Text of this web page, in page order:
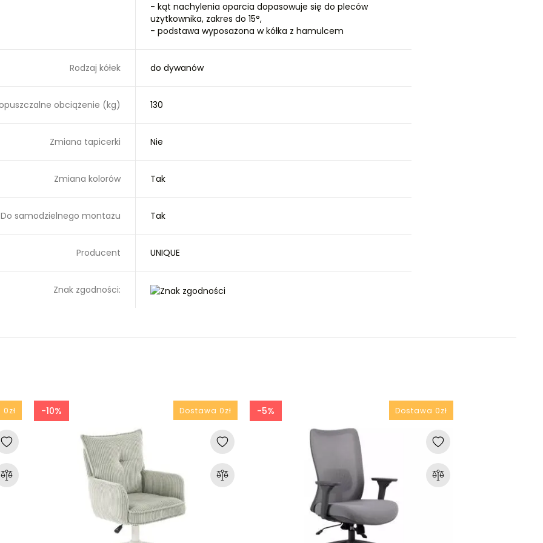
- kąt nachylenia oparcia dopasowuje się do pleców
użytkownika, zakres do 15°,
- podstawa wyposażona w kółka z hamulcem
Rodzaj kółek do dywanów
obciążenie (kg) 130
Zmiana tapicerki Nie
Zmiana kolorów Tak
Do samodzielnego montażu Tak
Producent UNIQUE
Znak zgodności:
-10% Dostawa 0zł -5% Dostawa 0zł